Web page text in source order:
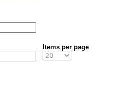
Items per page